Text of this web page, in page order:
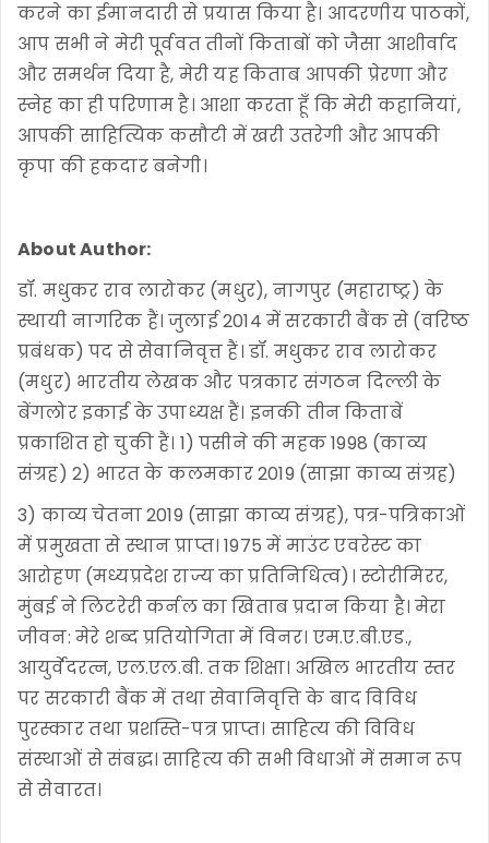
करने का ईमानदारी से प्रयास किया है। आदरणीय पाठकों,
आप सभी ने मेरी पूर्ववत तीनों किताबों को जैसा आशीर्वाद
और समर्थन दिया है, मेरी यह किताब आपकी प्रेरणा और
स्नेह का ही परिणाम है। आशा करता हूँ कि मेरी कहानियां,
आपकी साहित्यिक कसौटी में खरी उतरेगी और आपकी
कृपा की हकदार बनेगी।
About Author:
डॉ. मधुकर राव लारोकर (मधुर), नागपुर (महाराष्ट्र) के
स्थायी नागरिक हैं। जुलाई 2014 में सरकारी बैंक से (वरिष्ठ
प्रबंधक) पद से सेवानिवृत्त हैं। डॉ. मधुकर राव लारोकर
(मधुर) भारतीय लेखक और पत्रकार संगठन दिल्ली के
बेंगलोर इकाई के उपाध्यक्ष हैं। इनकी तीन किताबें
प्रकाशित हो चुकी हैं। 1) पसीने की महक 1998 (काव्य
संग्रह) 2) भारत के कलमकार 2019 (साझा काव्य संग्रह)
3) काव्य चेतना 2019 (साझा काव्य संग्रह), पत्र-पत्रिकाओं
में प्रमुखता से स्थान प्राप्त। 1975 में माउंट एवरेस्ट का
आरोहण (मध्यप्रदेश राज्य का प्रतिनिधित्व)। स्टोरीमिरर,
मुंबई ने लिटरेरी कर्नल का खिताब प्रदान किया है। मेरा
जीवन: मेरे शब्द प्रतियोगिता में विनर। एम.ए.बी.एड.,
आयुर्वेदरत्न, एल.एल.बी. तक शिक्षा। अखिल भारतीय स्तर
पर सरकारी बैंक में तथा सेवानिवृत्ति के बाद विविध
पुरस्कार तथा प्रशस्ति-पत्र प्राप्त। साहित्य की विविध
संस्थाओं से संबद्ध। साहित्य की सभी विधाओं में समान रूप
से सेवारत।